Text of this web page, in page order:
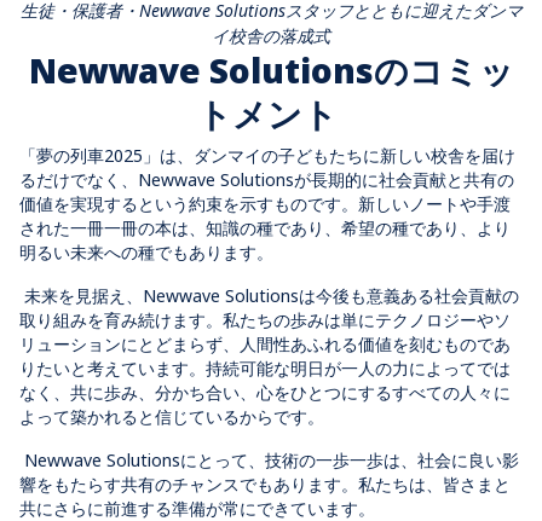
生徒・保護者・Newwave Solutionsスタッフとともに迎えたダンマ
イ校舎の落成式
Newwave Solutionsのコミッ
トメント
「夢の列車2025」は、ダンマイの子どもたちに新しい校舎を届け
るだけでなく、Newwave Solutionsが長期的に社会貢献と共有の
価値を実現するという約束を示すものです。新しいノートや手渡
された一冊一冊の本は、知識の種であり、希望の種であり、より
明るい未来への種でもあります。
未来を見据え、Newwave Solutionsは今後も意義ある社会貢献の
取り組みを育み続けます。私たちの歩みは単にテクノロジーやソ
リューションにとどまらず、人間性あふれる価値を刻むものであ
りたいと考えています。持続可能な明日が一人の力によってでは
なく、共に歩み、分かち合い、心をひとつにするすべての人々に
よって築かれると信じているからです。
Newwave Solutionsにとって、技術の一歩一歩は、社会に良い影
響をもたらす共有のチャンスでもあります。私たちは、皆さまと
共にさらに前進する準備が常にできています。